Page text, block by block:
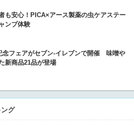
も安心！PICA×アース製薬の虫ケアステー
ンプ体験
念フェアがセブン-イレブンで開催 味噌や
新商品21品が登場
グ